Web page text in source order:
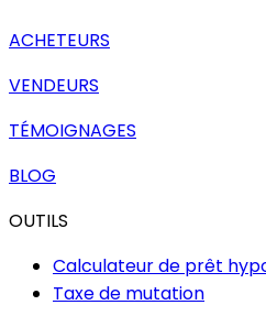
ACHETEURS
VENDEURS
TÉMOIGNAGES
BLOG
OUTILS
Calculateur de prêt
Taxe de mutation